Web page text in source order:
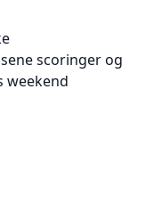
scoringer og
weekend